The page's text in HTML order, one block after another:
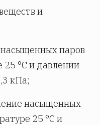
и
паров
25 °С и давлении
кПа;
насыщенных
25 °С и